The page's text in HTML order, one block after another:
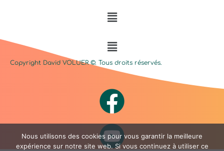
Menu
Menu
Copyright David VOLUER©. Tous droits réservés.
Nous utilisons des cookies pour vous garantir la meilleure
expérience sur notre site web. Si vous continuez à utiliser ce